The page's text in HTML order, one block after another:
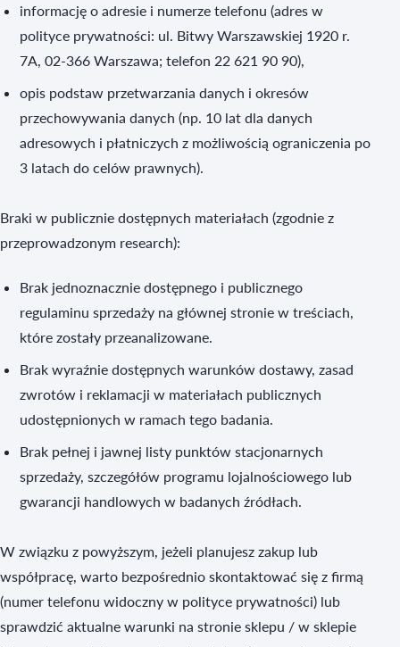
informację o adresie i numerze telefonu (adres w
polityce prywatności: ul. Bitwy Warszawskiej 1920 r.
7A, 02-366 Warszawa; telefon 22 621 90 90),
opis podstaw przetwarzania danych i okresów
przechowywania danych (np. 10 lat dla danych
adresowych i płatniczych z możliwością ograniczenia po
3 latach do celów prawnych).
Braki w publicznie dostępnych materiałach (zgodnie z
przeprowadzonym research):
Brak jednoznacznie dostępnego i publicznego
regulaminu sprzedaży na głównej stronie w treściach,
które zostały przeanalizowane.
Brak wyraźnie dostępnych warunków dostawy, zasad
zwrotów i reklamacji w materiałach publicznych
udostępnionych w ramach tego badania.
Brak pełnej i jawnej listy punktów stacjonarnych
sprzedaży, szczegółów programu lojalnościowego lub
gwarancji handlowych w badanych źródłach.
W związku z powyższym, jeżeli planujesz zakup lub
współpracę, warto bezpośrednio skontaktować się z firmą
(numer telefonu widoczny w polityce prywatności) lub
sprawdzić aktualne warunki na stronie sklepu / w sklepie